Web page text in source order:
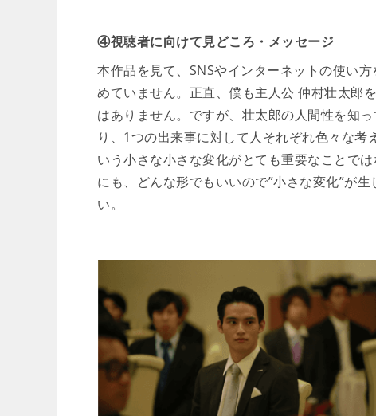
④視聴者に向けて見どころ・メッセージ
本作品を見て、SNSやインターネットの使い
めていません。正直、僕も主人公 仲村壮太郎
はありません。ですが、壮太郎の人間性を知
り、1つの出来事に対して人それぞれ色々な
いう小さな小さな変化がとても重要なことで
にも、どんな形でもいいので”小さな変化”が
い。